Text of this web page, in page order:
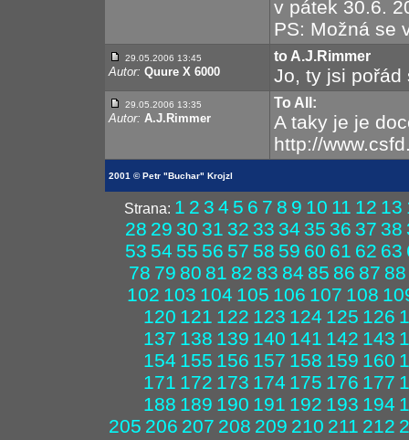
v pátek 30.6.
PS: Možná se
29.05.2006 13:45
Autor: Quure X 6000
to A.J.Rimmer
Jo, ty jsi pořád
29.05.2006 13:35
Autor: A.J.Rimmer
To All:
A taky je je
http://
2001 © Petr "Buchar" Krojzl
Strana: 1 2 3 4 5 6 7 8 9 10 11 12 13
28 29 30 31 32 33 34 35 36 37 38
53 54 55 56 57 58 59 60 61 62 63
78 79 80 81 82 83 84 85 86 87 88
102 103 104 105 106 107 108
120 121 122 123 124 125 126
137 138 139 140 141 142 143
154 155 156 157 158 159 160
171 172 173 174 175 176 177
188 189 190 191 192 193 194
205 206 207 208 209 210 211 212